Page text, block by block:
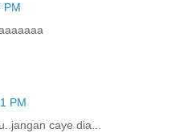
PM
PM
caye dia...